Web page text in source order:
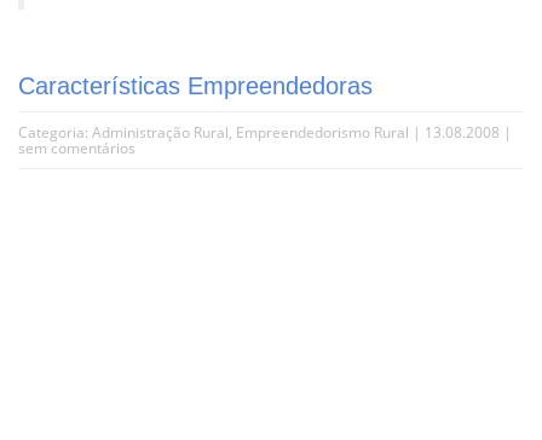
Características Empreendedoras
Categoria: Administração Rural, Empreendedorismo Rural | 13.08.2008 |
sem comentários